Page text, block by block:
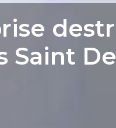
Saint